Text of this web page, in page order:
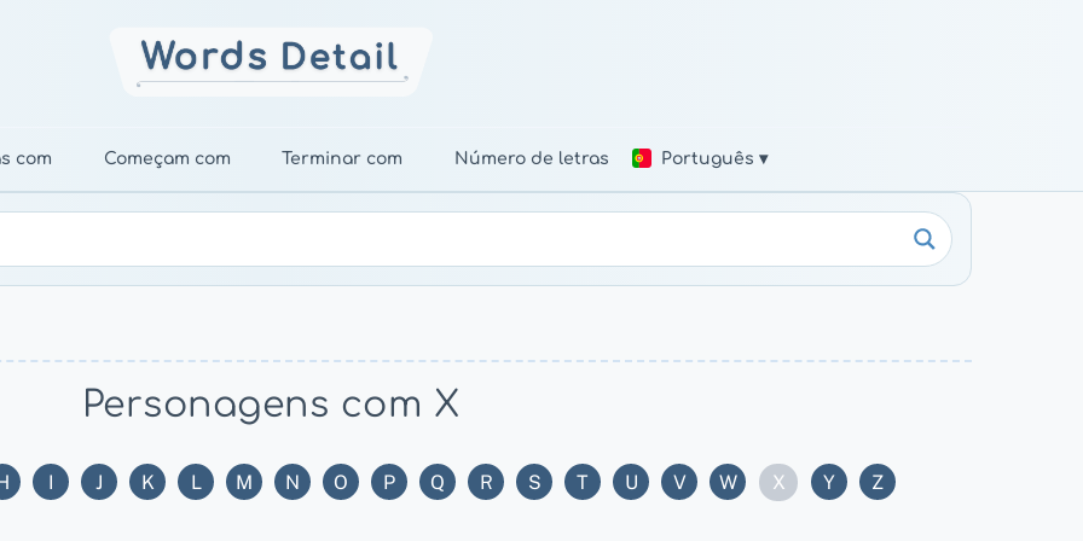
com Começam com Terminar com Número de letras Português ▾
Personagens com X
I J K L M N O P Q R S T U V W X Y Z